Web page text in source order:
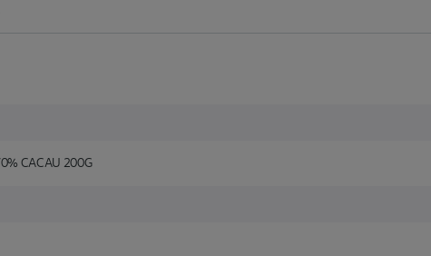
CACAU 200G